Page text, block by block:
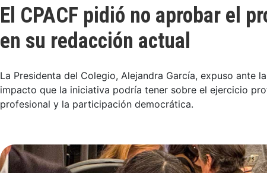
El CPACF pidió no aprobar el
en su redacción actual
La Presidenta del Colegio, Alejandra García, expuso ante
impacto que la iniciativa podría tener sobre el ejercicio
profesional y la participación democrática.